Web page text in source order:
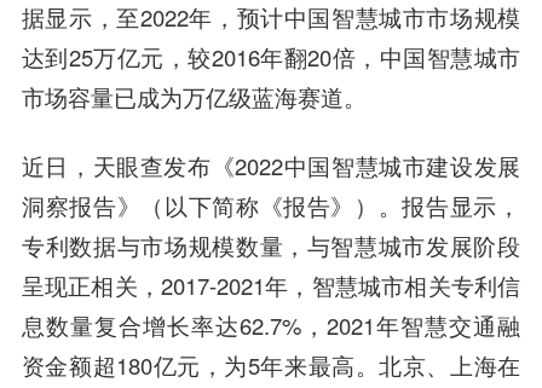
据显示，至2022年，预计中国智慧城市市场规模
达到25万亿元，较2016年翻20倍，中国智慧城市
市场容量已成为万亿级蓝海赛道。
近日，天眼查发布《2022中国智慧城市建设发展
洞察报告》（以下简称《报告》）。报告显示，
专利数据与市场规模数量，与智慧城市发展阶段
呈现正相关，2017-2021年，智慧城市相关专利信
息数量复合增长率达62.7%，2021年智慧交通融
资金额超180亿元，为5年来最高。北京、上海在